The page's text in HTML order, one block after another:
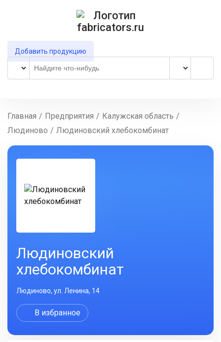
Добавить продукцию
Главная / Предприятия / Калужская область /
Людиново / Людиновский хлебокомбинат
Людиновский
хлебокомбинат
Людиново, ул. Ленина, 14
В избранное